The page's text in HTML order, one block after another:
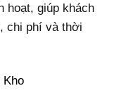
hoạt, giúp khách
chi phí và thời
Kho